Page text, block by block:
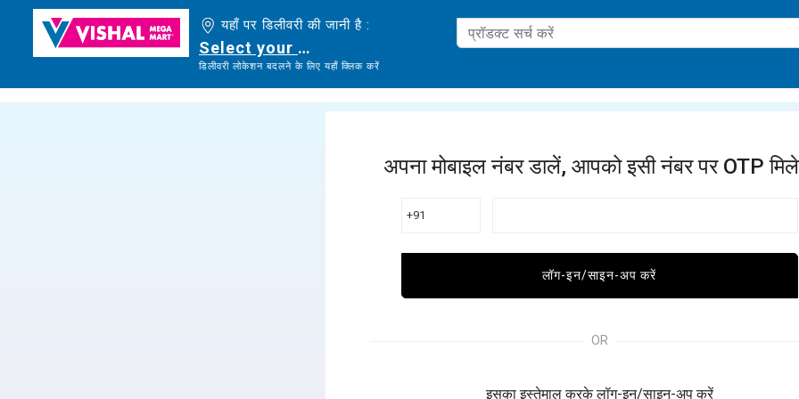
यहाँ पर डिलीवरी की जानी है :
Select your delivery location
डिलीवरी लोकेशन बदलने के लिए यहाँ क्लिक करें
अपना मोबाइल नंबर डालें, आपको इसी नंबर पर OTP
+91
लॉग-इन/साइन-अप करें
OR
इसका इस्तेमाल करके लॉग-इन/साइन-अप करें